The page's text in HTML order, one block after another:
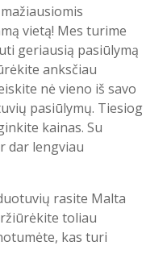
vietą! Mes turime
geriausią pasiūlymą
anksčiau
nė vieno iš savo
pasiūlymų. Tiesiog
kainas. Su
dar lengviau
rasite Malta
toliau
kas turi